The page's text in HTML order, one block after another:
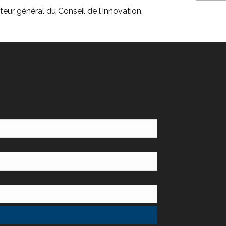
général du Conseil de l’Innovation.